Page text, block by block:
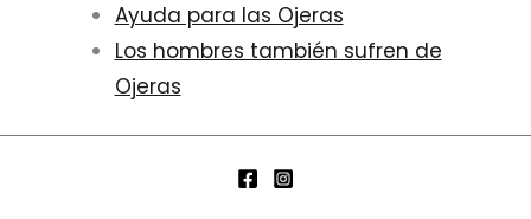
Ayuda para las Ojeras
Los hombres también sufren de
Ojeras